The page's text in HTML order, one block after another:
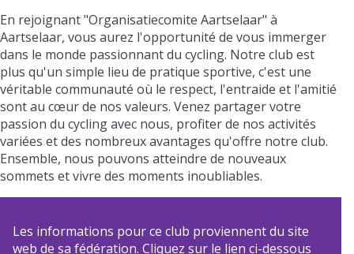
En rejoignant "Organisatiecomite Aartselaar" à
Aartselaar, vous aurez l'opportunité de vous immerger
dans le monde passionnant du cycling. Notre club est
plus qu'un simple lieu de pratique sportive, c'est une
véritable communauté où le respect, l'entraide et l'amitié
sont au cœur de nos valeurs. Venez partager votre
passion du cycling avec nous, profiter de nos activités
variées et des nombreux avantages qu'offre notre club.
Ensemble, nous pouvons atteindre de nouveaux
sommets et vivre des moments inoubliables.
Les informations pour ce club proviennent du site
web de sa fédération. Cliquez sur le lien ci-dessous